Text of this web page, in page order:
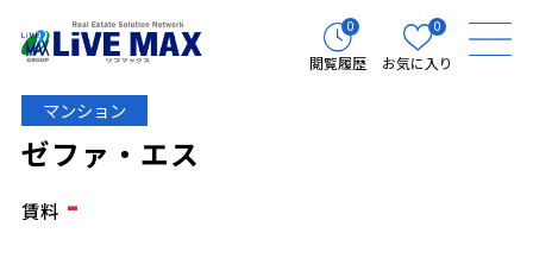
0
閲覧履歴
0
お気に入り
マンション
ゼファ・エス
賃料 -